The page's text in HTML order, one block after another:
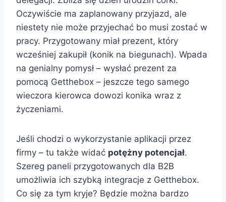
Oczywiście ma zaplanowany przyjazd, ale
niestety nie może przyjechać bo musi zostać w
pracy. Przygotowany miał prezent, który
wcześniej zakupił (konik na biegunach). Wpada
na genialny pomysł – wysłać prezent za
pomocą Getthebox – jeszcze tego samego
wieczora kierowca dowozi konika wraz z
życzeniami.
Jeśli chodzi o wykorzystanie aplikacji przez
firmy – tu także widać potężny potencjał.
Szereg paneli przygotowanych dla B2B
umożliwia ich szybką integracje z Getthebox.
Co się za tym kryje? Będzie można bardzo